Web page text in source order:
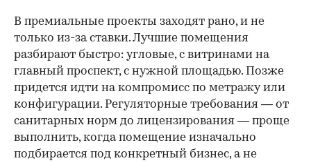
В премиальные проекты заходят рано, и не
только из-за ставки. Лучшие помещения
разбирают быстро: угловые, с витринами на
главный проспект, с нужной площадью. Позже
придется идти на компромисс по метражу или
конфигурации. Регуляторные требования — от
санитарных норм до лицензирования — проще
выполнить, когда помещение изначально
подбирается под конкретный бизнес, а не